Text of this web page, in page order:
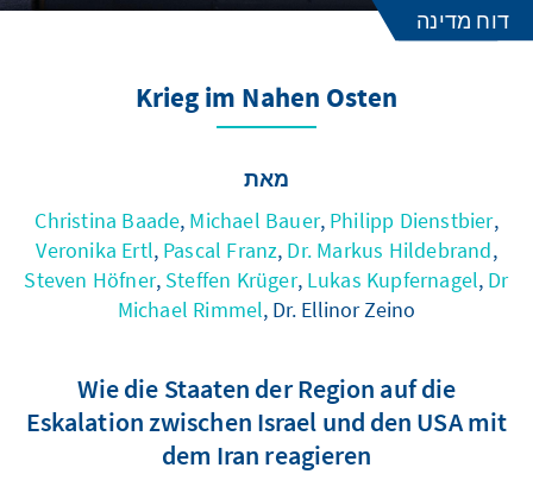
דוח מדינה
Krieg im Nahen Osten
מאת
Christina Baade, Michael Bauer, Philipp Dienstbier,
Veronika Ertl, Pascal Franz, Dr. Markus Hildebrand,
Steven Höfner, Steffen Krüger, Lukas Kupfernagel, Dr
Michael Rimmel, Dr. Ellinor Zeino
Wie die Staaten der Region auf die
Eskalation zwischen Israel und den USA mit
dem Iran reagieren